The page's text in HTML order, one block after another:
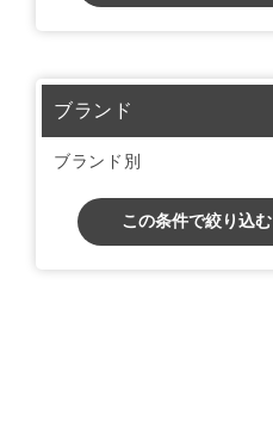
ブランド
ブランド別
この条件で絞り込む